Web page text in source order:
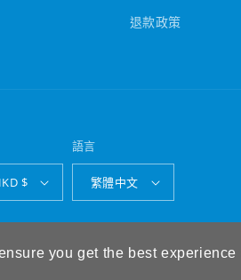
you get the best
退款政策
香港特別行政區 | HKD $
語言
繁體中文
退款政策